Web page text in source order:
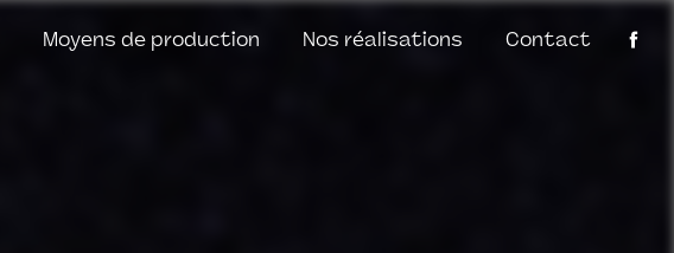
Moyens de production Nos réalisations Contact